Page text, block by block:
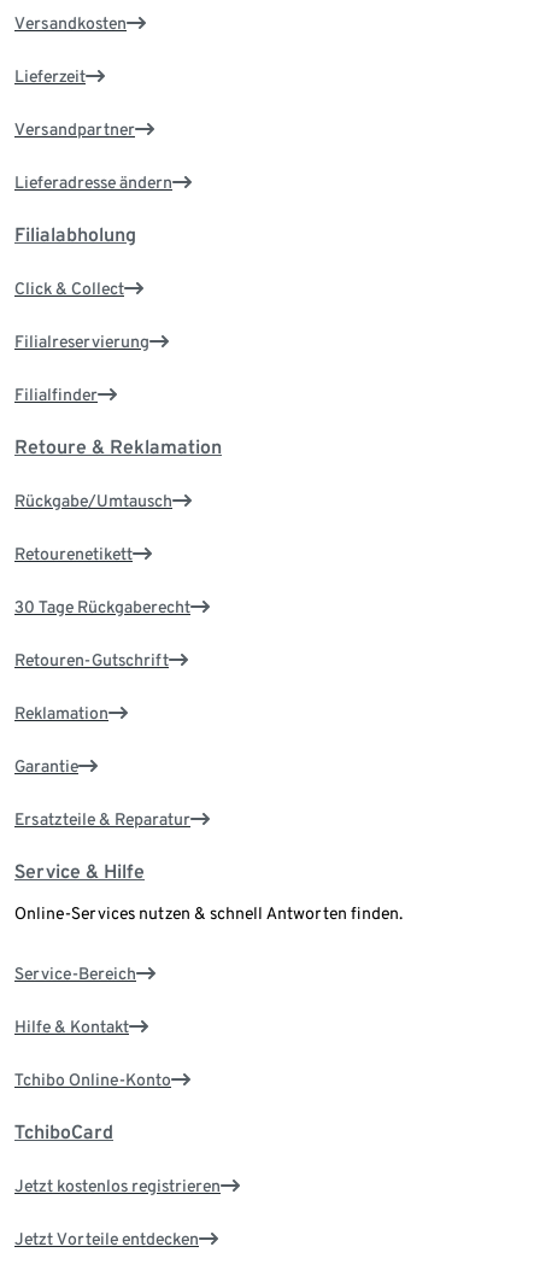
Versandkosten
Lieferzeit
Versandpartner
Lieferadresse ändern
Filialabholung
Click & Collect
Filialreservierung
Filialfinder
Retoure & Reklamation
Rückgabe/Umtausch
Retourenetikett
30 Tage Rückgaberecht
Retouren-Gutschrift
Reklamation
Garantie
Ersatzteile & Reparatur
Service & Hilfe
Online-Services nutzen & schnell Antworten finden.
Service-Bereich
Hilfe & Kontakt
Tchibo Online-Konto
TchiboCard
Jetzt kostenlos registrieren
Jetzt Vorteile entdecken